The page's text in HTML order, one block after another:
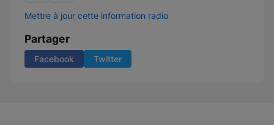
Mettre à jour cette information radio
Partager
Facebook Twitter